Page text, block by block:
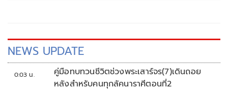
NEWS UPDATE
0:03 น.
คู่มือทบทวนชีวิตช่วงพระเสาร์จร(7)เดินถอย
หลังสำหรับคนทุกลัคนาราศีตอนที่2